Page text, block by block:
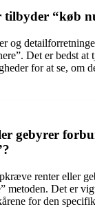
“køb
og
Det er bedst at
for at se, om
gebyrer
renter eller
metoden. Det er
for den